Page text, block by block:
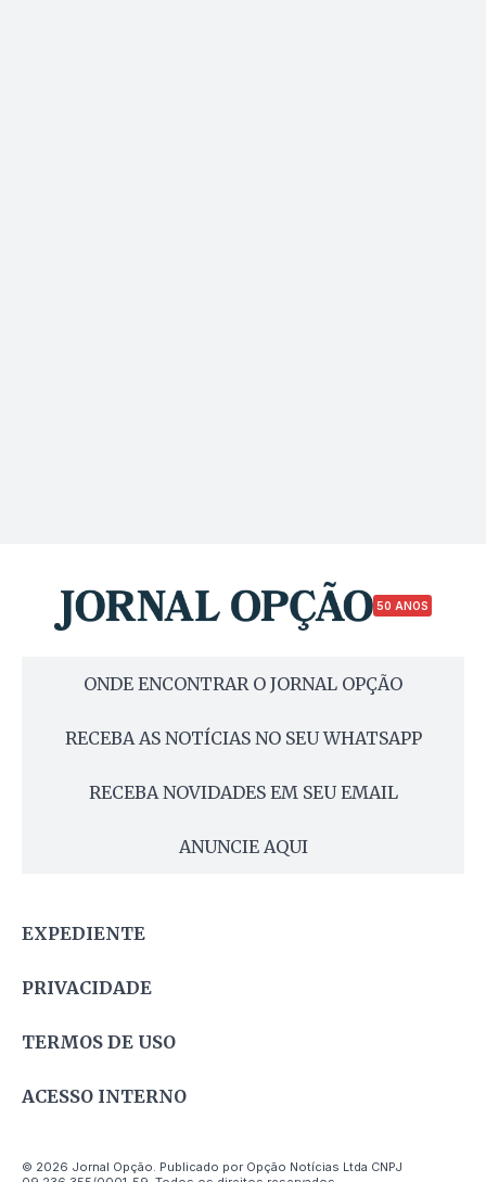
50 ANOS
ONDE ENCONTRAR O JORNAL OPÇÃO
RECEBA AS NOTÍCIAS NO SEU WHATSAPP
RECEBA NOVIDADES EM SEU EMAIL
ANUNCIE AQUI
EXPEDIENTE
PRIVACIDADE
TERMOS DE USO
ACESSO INTERNO
© 2026 Jornal Opção. Publicado por Opção Notícias Ltda CNPJ